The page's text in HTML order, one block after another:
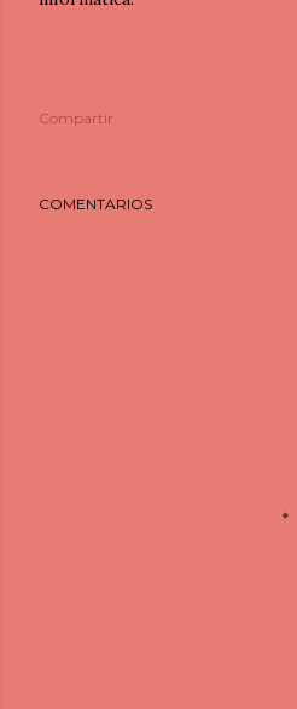
Compartir
COMENTARIOS